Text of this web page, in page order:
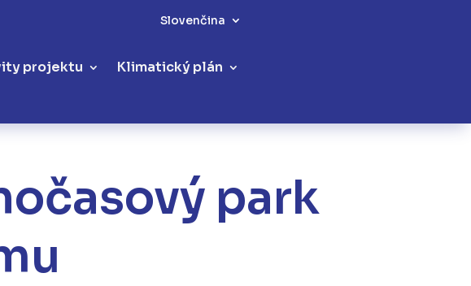
Slovenčina
projektu
Klimatický plán
park